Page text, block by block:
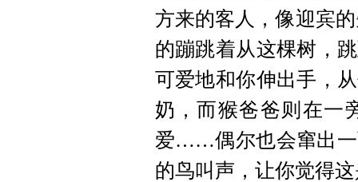
方来的客人，像迎宾
的蹦跳着从这棵树，
可爱地和你伸出手，
奶，而猴爸爸则在一
爱……偶尔也会窜出一
的鸟叫声，让你觉得